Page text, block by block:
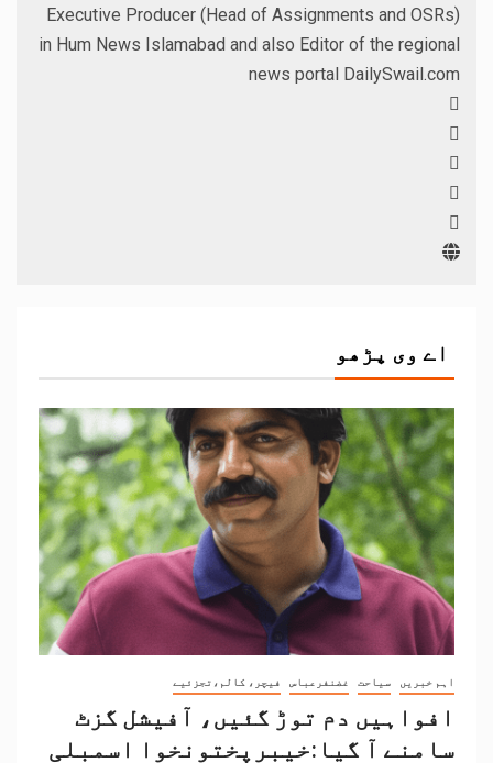
Executive Producer (Head of Assignments and OSRs)
in Hum News Islamabad and also Editor of the regional
news portal DailySwail.com
اے وی پڑھو
اہم خبریں سیاحت غضنفرعباس فیچر، کالم،تجزئیے
افواہیں دم توڑ گئیں، آفیشل گزٹ
سامنے آ گیا:خیبرپختونخوا اسمبلی